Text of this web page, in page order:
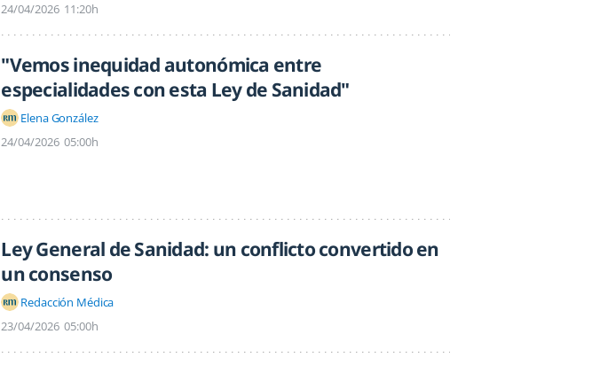
24/04/2026 11:20h
"Vemos inequidad autonómica entre
especialidades con esta Ley de Sanidad"
Elena González
24/04/2026 05:00h
Ley General de Sanidad: un conflicto convertido en
un consenso
Redacción Médica
23/04/2026 05:00h